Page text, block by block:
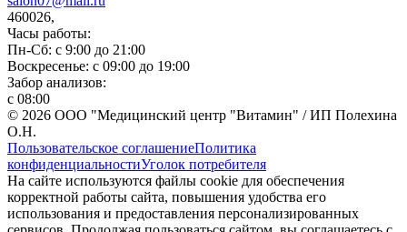
460026,
Часы работы:
Пн-Сб: с 9:00 до 21:00
Воскресенье: с 09:00 до 19:00
Забор анализов:
с 08:00
© 2026 ООО "Медицинский центр "Витамин" / ИП Полехина
О.Н.
Пользовательское соглашениеПолитика
конфиденциальностиУголок потребителя
На сайте используются файлы cookie для обеспечения
корректной работы сайта, повышения удобства его
использования и предоставления персонализированных